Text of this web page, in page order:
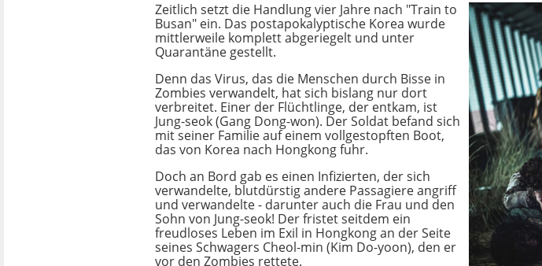
Zeitlich setzt die Handlung vier Jahre nach "Train to
Busan" ein. Das postapokalyptische Korea wurde
mittlerweile komplett abgeriegelt und unter
Quarantäne gestellt.
Denn das Virus, das die Menschen durch Bisse in
Zombies verwandelt, hat sich bislang nur dort
verbreitet. Einer der Flüchtlinge, der entkam, ist
Jung-seok (Gang Dong-won). Der Soldat befand sich
mit seiner Familie auf einem vollgestopften Boot,
das von Korea nach Hongkong fuhr.
Doch an Bord gab es einen Infizierten, der sich
verwandelte, blutdürstig andere Passagiere angriff
und verwandelte - darunter auch die Frau und den
Sohn von Jung-seok! Der fristet seitdem ein
freudloses Leben im Exil in Hongkong an der Seite
seines Schwagers Cheol-min (Kim Do-yoon), den er
vor den Zombies rettete.